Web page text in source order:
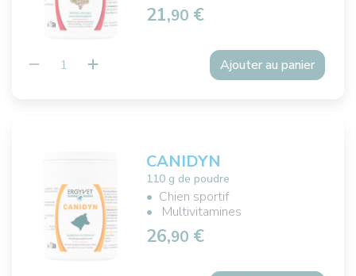
21,90 €
Ajouter au panier
CANIDYN
110 g de poudre
Chien sportif
Multivitamines
26,90 €